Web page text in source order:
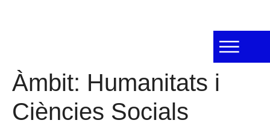
Àmbit: Humanitats i
Ciències Socials